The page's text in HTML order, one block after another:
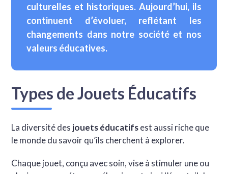
culturelles et historiques. Aujourd’hui, ils
continuent d’évoluer, reflétant les
changements dans notre société et nos
valeurs éducatives.
Types de Jouets Éducatifs
La diversité des jouets éducatifsest aussi riche que
le monde du savoir qu’ils cherchent à explorer.
Chaque jouet, conçu avec soin, vise à stimuler une ou